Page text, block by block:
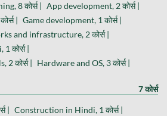
8 कोर्स | App development, 2 कोर्स |
| Game development, 1 कोर्स |
and infrastructure, 2 कोर्स |
कोर्स |
2 कोर्स | Hardware and OS, 3 कोर्स |
7 कोर्स
| Construction in Hindi, 1 कोर्स |